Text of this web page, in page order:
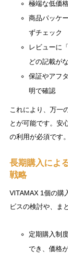
極端な低価
商品パッケ
ずチェック
レビューに
どの記載が
保証やアフ
明で確認
これにより、万一
とが可能です。安
の利用が必須です。
長期購入によ
戦略
VITAMAX 1個の購
ビスの検討や、ま
定期購入制
でき、価格